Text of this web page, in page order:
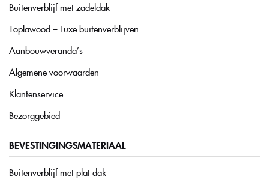
Buitenverblijf met zadeldak
Toplawood – Luxe buitenverblijven
Aanbouwveranda’s
Algemene voorwaarden
Klantenservice
Bezorggebied
BEVESTINGINGSMATERIAAL
Buitenverblijf met plat dak